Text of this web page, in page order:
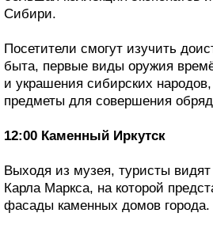
Сибири.
Посетители смогут изучить
быта, первые виды оружия
и украшения сибирских
предметы для совершения
12:00 Каменный Иркутск
Выходя из музея, туристы
Карла Маркса, на которой
фасады каменных домов города.